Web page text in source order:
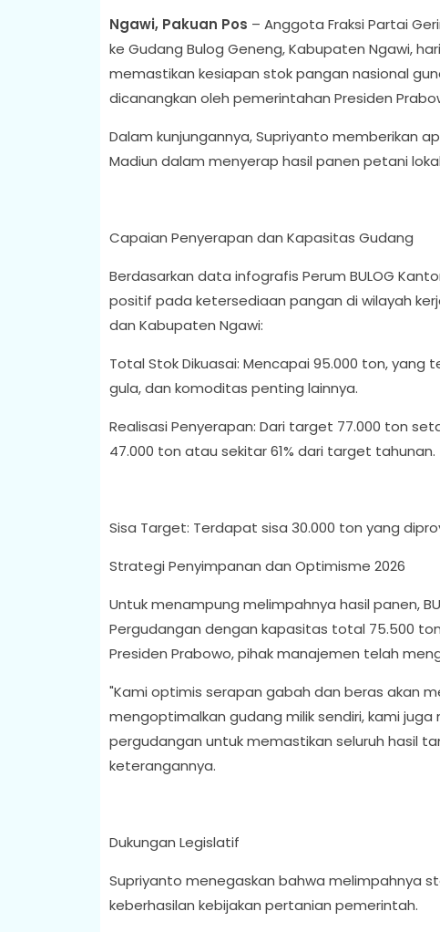
Ngawi, Pakuan Pos – Anggota Fraksi Partai
ke Gudang Bulog Geneng, Kabupaten Ngawi,
memastikan kesiapan stok pangan nasional
dicanangkan oleh pemerintahan Presiden
Dalam kunjungannya, Supriyanto memberikan
Madiun dalam menyerap hasil panen petani
Capaian Penyerapan dan Kapasitas Gudang
Berdasarkan data infografis Perum BULOG
positif pada ketersediaan pangan di wilayah
dan Kabupaten Ngawi:
Total Stok Dikuasai: Mencapai 95.000 ton, yang
gula, dan komoditas penting lainnya.
Realisasi Penyerapan: Dari target 77.000 ton
47.000 ton atau sekitar 61% dari target tahunan.
Sisa Target: Terdapat sisa 30.000 ton yang
Strategi Penyimpanan dan Optimisme 2026
Untuk menampung melimpahnya hasil panen,
Pergudangan dengan kapasitas total 75.500
Presiden Prabowo, pihak manajemen telah
"Kami optimis serapan gabah dan beras akan
mengoptimalkan gudang milik sendiri, kami
pergudangan untuk memastikan seluruh hasil
keterangannya.
Dukungan Legislatif
Supriyanto menegaskan bahwa melimpahnya
keberhasilan kebijakan pertanian pemerintah.